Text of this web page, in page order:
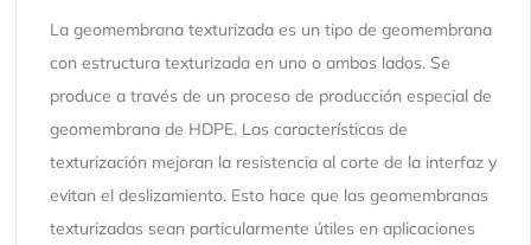
La geomembrana texturizada es un tipo de geomembrana
con estructura texturizada en uno o ambos lados. Se
produce a través de un proceso de producción especial de
geomembrana de HDPE. Las características de
texturización mejoran la resistencia al corte de la interfaz y
evitan el deslizamiento. Esto hace que las geomembranas
texturizadas sean particularmente útiles en aplicaciones